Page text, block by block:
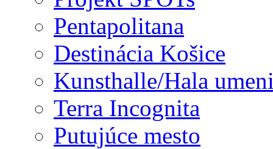
Pentapolitana
Destinácia Košice
Kunsthalle/Hala
Terra Incognita
Putujúce mesto